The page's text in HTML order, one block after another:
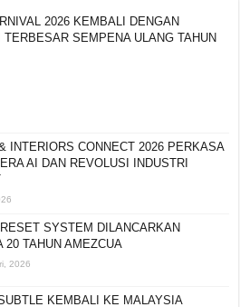
2026 KEMBALI DENGAN
TERBESAR SEMPENA ULANG TAHUN
INTERIORS CONNECT 2026 PERKASA
AI DAN REVOLUSI INDUSTRI
SYSTEM DILANCARKAN
20 TAHUN AMEZCUA
2026
KEMBALI KE MALAYSIA